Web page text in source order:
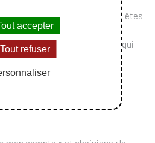
boîte professionnelle, vous êtes
message, merci d'écrire à
qui
identifiant.
LE
accepter
Tout refuser